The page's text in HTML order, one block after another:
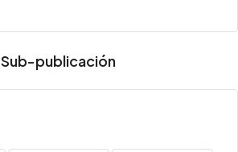
Sub-publicación